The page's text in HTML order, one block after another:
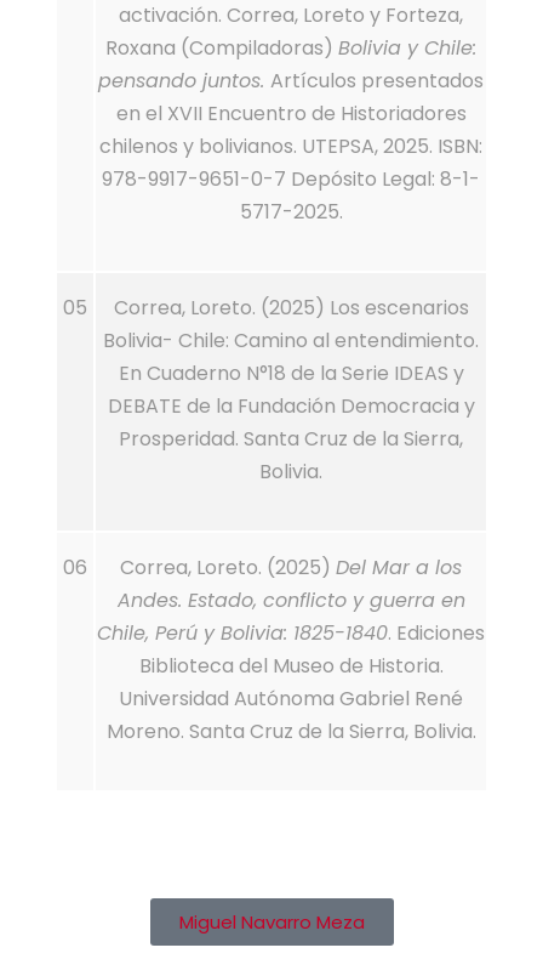
activación. Correa, Loreto y Forteza,
Roxana (Compiladoras) Bolivia y Chile:
pensando juntos. Artículos presentados
en el XVII Encuentro de Historiadores
chilenos y bolivianos. UTEPSA, 2025. ISBN:
978-9917-9651-0-7 Depósito Legal: 8-1-
5717-2025.
05
Correa, Loreto. (2025) Los escenarios
Bolivia- Chile: Camino al entendimiento.
En Cuaderno N°18 de la Serie IDEAS y
DEBATE de la Fundación Democracia y
Prosperidad. Santa Cruz de la Sierra,
Bolivia.
06 Correa, Loreto. (2025) Del Mar a los
Andes. Estado, conflicto y guerra en
Chile, Perú y Bolivia: 1825-1840. Ediciones
Biblioteca del Museo de Historia.
Universidad Autónoma Gabriel René
Moreno. Santa Cruz de la Sierra, Bolivia.
Miguel Navarro Meza